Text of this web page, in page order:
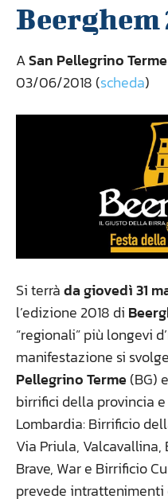
Beerghem
ASan Pellegrino Terme
03/06/2018 (scheda)
Si terràda giovedì 31
l’edizione 2018 di
“regionali” più longevi
manifestazione si
Pellegrino Terme (BG)
birrifici della provincia
Lombardia: Birrificio
Via Priula, Valcavallina,
Brave, War e Birrificio
prevede intrattenimenti